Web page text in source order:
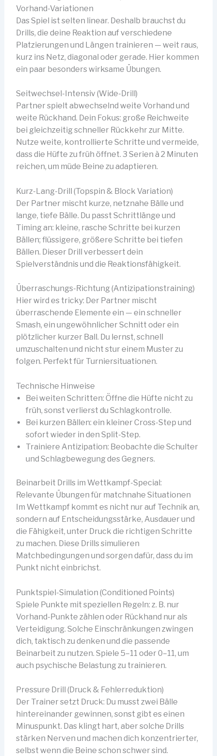
Vorhand-Variationen
Das Spiel ist selten linear. Deshalb brauchst du
Drills, die deine Reaktion auf verschiedene
Platzierungen und Längen trainieren — weit raus,
kurz ins Netz, diagonal oder gerade. Hier kommen
ein paar besonders wirksame Übungen.
Seitwechsel-Intensiv (Wide-Drill)
Partner spielt abwechselnd weite Vorhand und
weite Rückhand. Dein Fokus: große Reichweite
bei gleichzeitig schneller Rückkehr zur Mitte.
Nutze weite, kontrollierte Schritte und vermeide,
dass die Hüfte zu früh öffnet. 3 Serien à 2 Minuten
reichen, um müde Beine zu adaptieren.
Kurz-Lang-Drill (Topspin & Block Variation)
Der Partner mischt kurze, netznahe Bälle und
lange, tiefe Bälle. Du passt Schrittlänge und
Timing an: kleine, rasche Schritte bei kurzen
Bällen; flüssigere, größere Schritte bei tiefen
Bällen. Dieser Drill verbessert dein
Spielverständnis und die Reaktionsfähigkeit.
Überraschungs-Richtung (Antizipationstraining)
Hier wird es tricky: Der Partner mischt
überraschende Elemente ein — ein schneller
Smash, ein ungewöhnlicher Schnitt oder ein
plötzlicher kurzer Ball. Du lernst, schnell
umzuschalten und nicht stur einem Muster zu
folgen. Perfekt für Turniersituationen.
Technische Hinweise
Bei weiten Schritten: Öffne die Hüfte nicht zu
früh, sonst verlierst du Schlagkontrolle.
Bei kurzen Bällen: ein kleiner Cross-Step und
sofort wieder in den Split-Step.
Trainiere Antizipation: Beobachte die Schulter
und Schlagbewegung des Gegners.
Beinarbeit Drills im Wettkampf-Special:
Relevante Übungen für matchnahe Situationen
Im Wettkampf kommt es nicht nur auf Technik an,
sondern auf Entscheidungsstärke, Ausdauer und
die Fähigkeit, unter Druck die richtigen Schritte
zu machen. Diese Drills simulieren
Matchbedingungen und sorgen dafür, dass du im
Punkt nicht einbrichst.
Punktspiel-Simulation (Conditioned Points)
Spiele Punkte mit speziellen Regeln: z. B. nur
Vorhand-Punkte zählen oder Rückhand nur als
Verteidigung. Solche Einschränkungen zwingen
dich, taktisch zu denken und die passende
Beinarbeit zu nutzen. Spiele 5–11 oder 0–11, um
auch psychische Belastung zu trainieren.
Pressure Drill (Druck & Fehlerreduktion)
Der Trainer setzt Druck: Du musst zwei Bälle
hintereinander gewinnen, sonst gibt es einen
Minuspunkt. Das klingt hart, aber solche Drills
stärken Nerven und machen dich konzentrierter,
selbst wenn die Beine schon schwer sind.